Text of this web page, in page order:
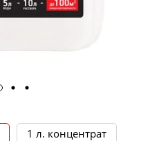
1 л. концентрат